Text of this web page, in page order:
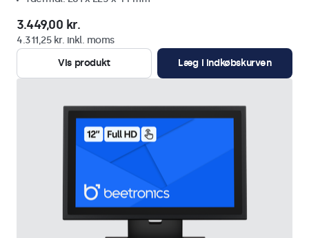
3.449,00 kr.
4.311,25 kr. inkl. moms
Vis produkt
Læg i indkøbskurven